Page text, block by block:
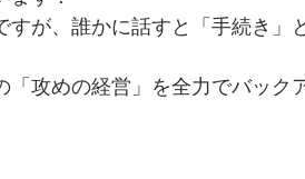
が、誰かに話すと「手続き」
攻めの経営」を全力でバック